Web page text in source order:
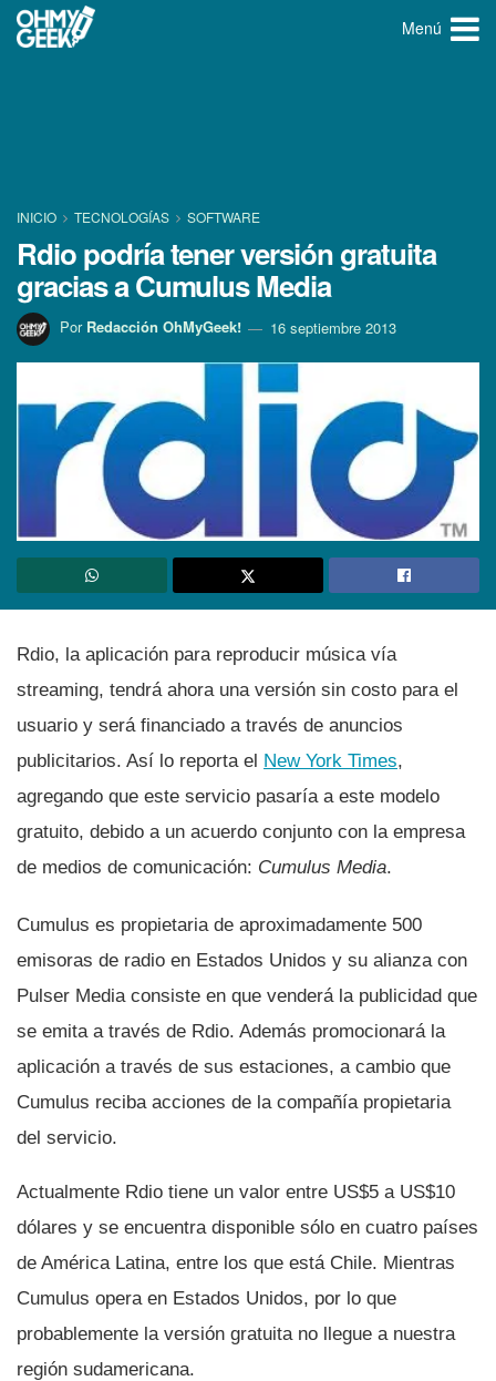
Menú
INICIO TECNOLOGÍ­AS SOFTWARE
Rdio podrí­a tener versión gratuita
gracias a Cumulus Media
Por Redacción OhMyGeek! 16 septiembre 2013
Rdio, la aplicación para reproducir música ví­a
streaming, tendrá ahora una versión sin costo para el
usuario y será financiado a través de anuncios
publicitarios. Así­ lo reporta el New York Times,
agregando que este servicio pasarí­a a este modelo
gratuito, debido a un acuerdo conjunto con la empresa
de medios de comunicación: Cumulus Media.
Cumulus es propietaria de aproximadamente 500
emisoras de radio en Estados Unidos y su alianza con
Pulser Media consiste en que venderá la publicidad que
se emita a través de Rdio. Además promocionará la
aplicación a través de sus estaciones, a cambio que
Cumulus reciba acciones de la compañí­a propietaria
del servicio.
Actualmente Rdio tiene un valor entre US$5 a US$10
dólares y se encuentra disponible sólo en cuatro paí­ses
de América Latina, entre los que está Chile. Mientras
Cumulus opera en Estados Unidos, por lo que
probablemente la versión gratuita no llegue a nuestra
región sudamericana.